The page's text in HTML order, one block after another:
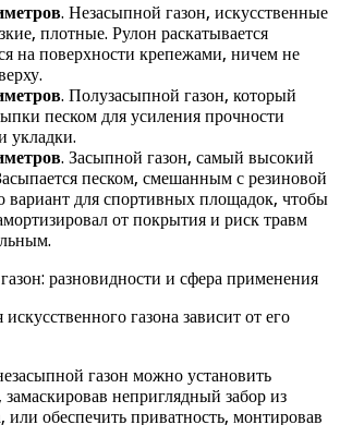
. Незасыпной газон, искусственные
плотные. Рулон раскатывается
на поверхности крепежами, ничем не
. Полузасыпной газон, который
песком для усиления прочности
укладки.
. Засыпной газон, самый высокий
песком, смешанным с резиновой
вариант для спортивных площадок, чтобы
от покрытия и риск травм
газона зависит от его
газон можно установить
замаскировав неприглядный забор из
или обеспечить приватность, монтировав